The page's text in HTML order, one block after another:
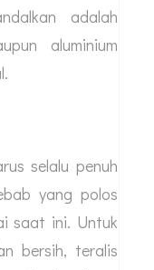
adalah
aluminium
selalu penuh
yang polos
saat ini. Untuk
bersih, teralis